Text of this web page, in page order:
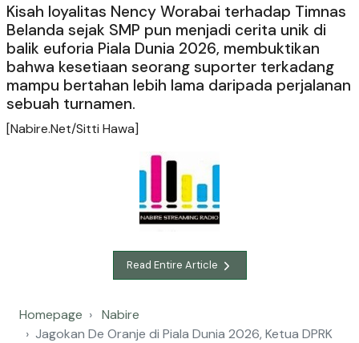
Kisah loyalitas Nency Worabai terhadap Timnas
Belanda sejak SMP pun menjadi cerita unik di
balik euforia Piala Dunia 2026, membuktikan
bahwa kesetiaan seorang suporter terkadang
mampu bertahan lebih lama daripada perjalanan
sebuah turnamen.
[Nabire.Net/Sitti Hawa]
Read Entire Article
Homepage
Nabire
Jagokan De Oranje di Piala Dunia 2026, Ketua DPRK